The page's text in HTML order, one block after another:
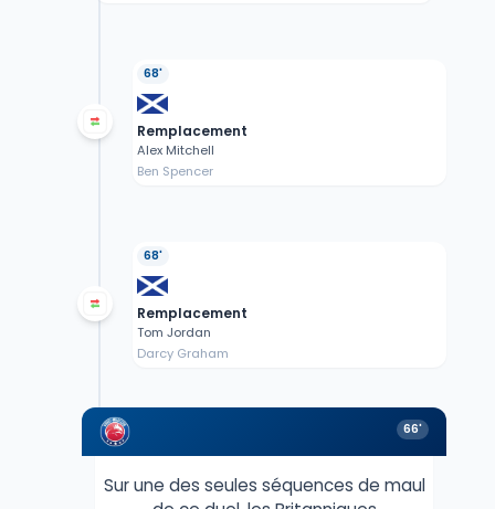
68'
Remplacement
Alex Mitchell
Ben Spencer
68'
Remplacement
Tom Jordan
Darcy Graham
66'
Sur une des seules séquences de maul